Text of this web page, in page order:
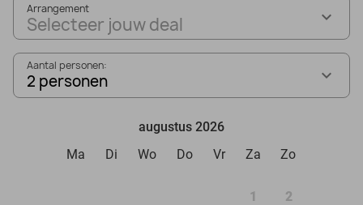
Arrangement
Selecteer jouw deal
Aantal personen:
2 personen
augustus 2026
Ma
Di Wo Do Vr Za Zo
1 2